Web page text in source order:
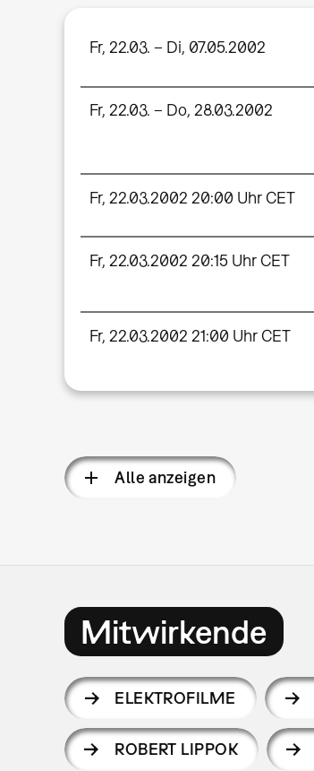
Fr, 22.03. – Di, 07.05.2002
Fr, 22.03. – Do, 28.03.2002
Fr, 22.03.2002 20:00 Uhr CET
Fr, 22.03.2002 20:15 Uhr CET
Fr, 22.03.2002 21:00 Uhr CET
Alle anzeigen
Mitwirkende
ELEKTROFILME
ROBERT LIPPOK